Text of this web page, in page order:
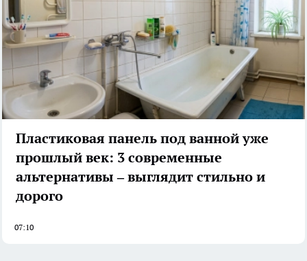
Пластиковая панель под ванной уже
прошлый век: 3 современные
альтернативы – выглядит стильно и
дорого
07:10